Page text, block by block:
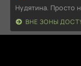
Нудятина. Просто
ВНЕ ЗОНЫ